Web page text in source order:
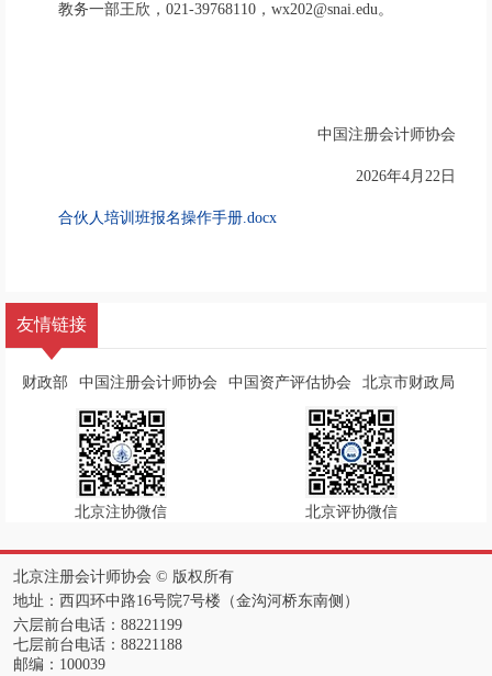
教务一部王欣，021-39768110，wx202@snai.edu。
中国注册会计师协会
2026年4月22日
合伙人培训班报名操作手册.docx
友情链接
财政部 中国注册会计师协会 中国资产评估协会 北京市财政局
北京注协微信 北京评协微信
北京注册会计师协会 ©️ 版权所有
地址：西四环中路16号院7号楼（金沟河桥东南侧）
六层前台电话：88221199
七层前台电话：88221188
邮编：100039